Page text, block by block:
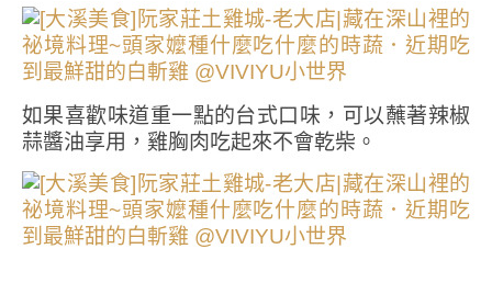
如果喜歡味道重一點的台式口味，可以蘸著辣椒
蒜醬油享用，雞胸肉吃起來不會乾柴。